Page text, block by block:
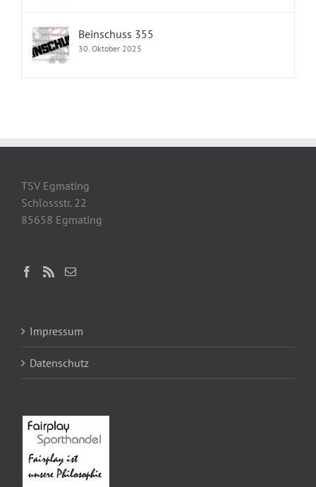
Beinschuss 355
30. Oktober 2025
TSV Egmating
Schlossstr. 22
85658 Egmating
Impressum
Datenschutz